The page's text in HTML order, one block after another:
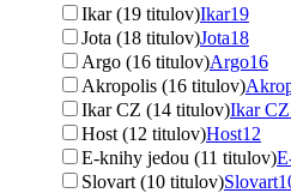
Ikar (19 titulov)Ikar19
Jota (18 titulov)Jota18
Argo (16 titulov)Argo16
Akropolis (16 titulov)
Ikar CZ (14 titulov)Ikar CZ
Host (12 titulov)Host12
E-knihy jedou (11 titulov)
Slovart (10 titulov)Slovart